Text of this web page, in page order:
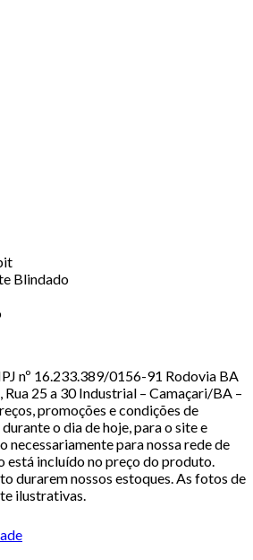
nº 16.233.389/0156-91 Rodovia BA
25 a 30 Industrial – Camaçari/BA –
promoções e condições de
o dia de hoje, para o site e
necessariamente para nossa rede de
está incluído no preço do produto.
durarem nossos estoques. As fotos de
ilustrativas.